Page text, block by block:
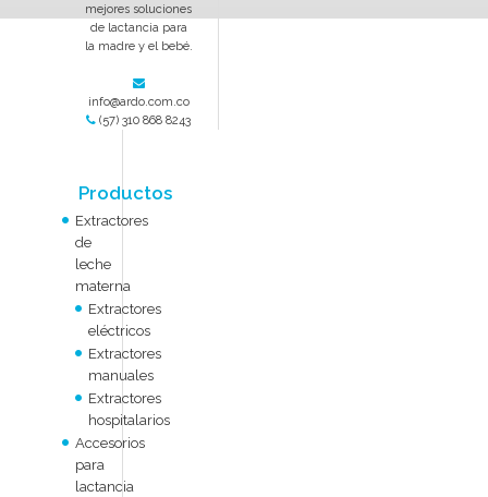
mejores soluciones
de lactancia para
la madre y el bebé.
info@ardo.com.co
(57) 310 868 8243
Productos
Extractores
de
leche
materna
Extractores
eléctricos
Extractores
manuales
Extractores
hospitalarios
Accesorios
para
lactancia